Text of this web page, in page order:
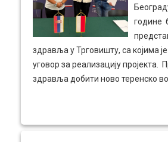
здравствених услуга.
самоуправе и Дома здравља
улажемо у здравље наших
превенција најбољи начин
године
здравља у Трговишту, са којима
уговор за реализацију пројекта.
здравља добити ново теренско
медицинску опрему, која ће
упосленицима ове установе али